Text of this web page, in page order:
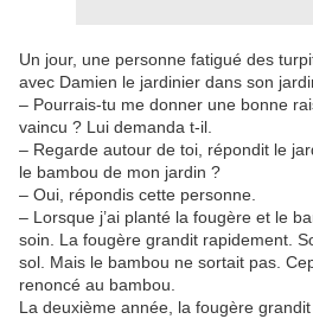
Un jour, une personne fatigué des
avec Damien le jardinier dans son
– Pourrais-tu me donner une bonne
vaincu ? Lui demanda t-il.
– Regarde autour de toi, répondit le
le bambou de mon jardin ?
– Oui, répondis cette personne.
– Lorsque j’ai planté la fougère et le
soin. La fougère grandit rapidement.
sol. Mais le bambou ne sortait pas.
renoncé au bambou.
La deuxième année, la fougère